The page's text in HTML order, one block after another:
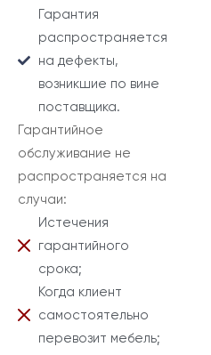
Гарантия
распространяется
на дефекты,
возникшие по вине
поставщика.
Гарантийное
обслуживание не
распространяется на
случаи:
Истечения
гарантийного
срока;
Когда клиент
самостоятельно
перевозит мебель;